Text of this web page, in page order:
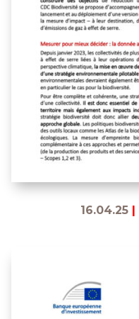
16.04.25 |